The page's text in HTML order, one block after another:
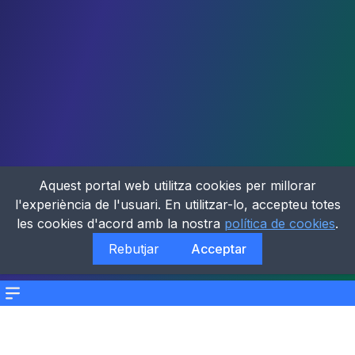
Menu
Aquest portal web utilitza cookies per millorar
l'experiència de l'usuari. En utilitzar-lo, accepteu totes
les cookies d'acord amb la nostra política de cookies.
Rebutjar
Acceptar